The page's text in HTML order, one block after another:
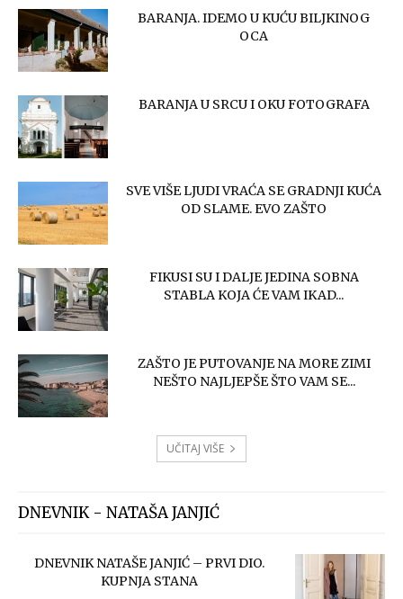
BARANJA. IDEMO U KUĆU BILJKINOG
OCA
BARANJA U SRCU I OKU FOTOGRAFA
SVE VIŠE LJUDI VRAĆA SE GRADNJI KUĆA
OD SLAME. EVO ZAŠTO
FIKUSI SU I DALJE JEDINA SOBNA
STABLA KOJA ĆE VAM IKAD...
ZAŠTO JE PUTOVANJE NA MORE ZIMI
NEŠTO NAJLJEPŠE ŠTO VAM SE...
UČITAJ VIŠE
DNEVNIK - NATAŠA JANJIĆ
DNEVNIK NATAŠE JANJIĆ – PRVI DIO.
KUPNJA STANA